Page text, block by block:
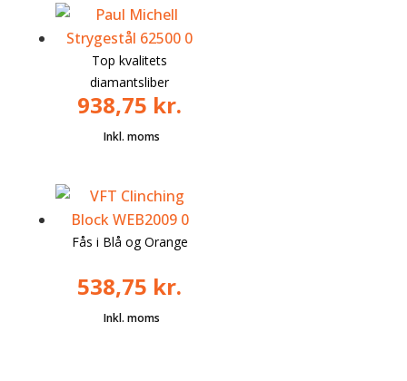
Top kvalitets
diamantsliber
938,75 kr.
Fås i Blå og Orange
538,75 kr.